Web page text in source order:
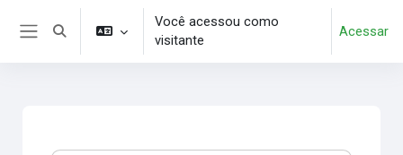
Ir para o conteúdo principal
Alternar entrada de pesquisa
Você acessou como
visitante
Acessar